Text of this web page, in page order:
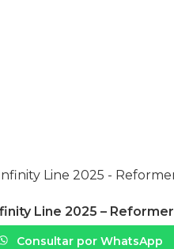
Line 2025 – Reformer
Consultar por WhatsApp